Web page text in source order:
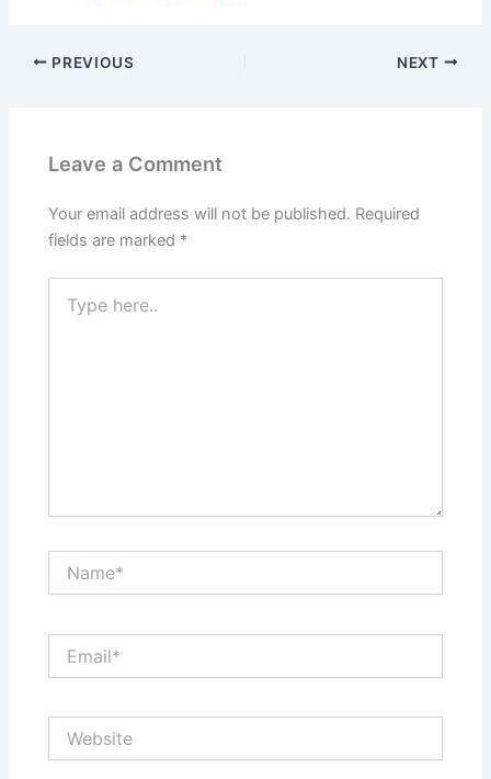
PREVIOUS NEXT
Leave a Comment
Your email address will not be published. Required
fields are marked *
here..